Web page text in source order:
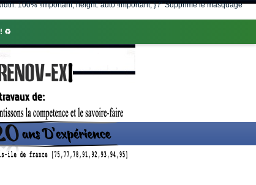
100% !important; height: auto !important; } /* Supprime le masquage
! ♻️